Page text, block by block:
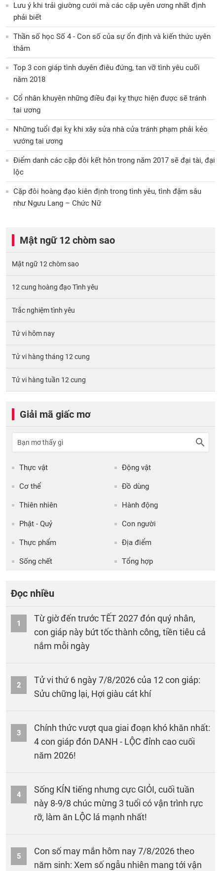
Lưu ý khi trải giường cưới mà các cặp uyên ương nhất định
phải biết
Thần số học Số 4 - Con số của sự ổn định và kiến thức uyên
thâm
Top 3 con giáp tình duyên điêu đứng, tan vỡ tình yêu cuối
năm 2018
Cổ nhân khuyên những điều đại kỵ thực hiện được sẽ tránh
tai ương
Những tuổi đại kỵ khi xây sửa nhà cửa tránh phạm phải kẻo
vướng tai ương
Điểm danh các cặp đôi kết hôn trong năm 2017 sẽ đại tài, đại
lộc
Cặp đôi hoàng đạo kiên định trong tình yêu, tình đậm sâu
như Ngưu Lang – Chức Nữ
Mật ngữ 12 chòm sao
Mật ngữ 12 chòm sao
12 cung hoàng đạo Tình yêu
Trắc nghiệm tình yêu
Tử vi hôm nay
Tử vi hàng tháng 12 cung
Tử vi hàng tuần 12 cung
Giải mã giấc mơ
Thực vật Động vật
Cơ thể Đồ dùng
Thiên nhiên Hành động
Phật - Quỷ Con người
Thực phẩm Địa điểm
Sống chết Tổng hợp
Đọc nhiều
1
Từ giờ đến trước TẾT 2027 đón quý nhân,
con giáp này bứt tốc thành công, tiền tiêu cả
nắm mỗi ngày
2
Tử vi thứ 6 ngày 7/8/2026 của 12 con giáp:
Sửu chững lại, Hợi giàu cát khí
3
Chính thức vượt qua giai đoạn khó khăn nhất:
4 con giáp đón DANH - LỘC đỉnh cao cuối
năm 2026!
4
Sống KÍN tiếng nhưng cực GIỎI, cuối tuần
này 8-9/8 chúc mừng 3 tuổi có vận trình rực
rỡ, làm ăn LỘC lá mạnh nhất!
5
Con số may mắn hôm nay 7/8/2026 theo
năm sinh: Xem số ngẫu nhiên mang tới vận